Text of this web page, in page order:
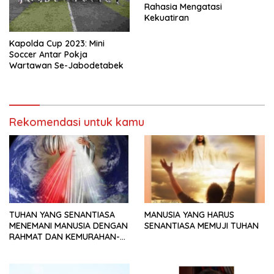
Kapolda Cup 2023: Mini
Soccer Antar Pokja
Wartawan Se-Jabodetabek
Rahasia Mengatasi
Kekuatiran
Rekomendasi untuk kamu
TUHAN YANG SENANTIASA
MENEMANI MANUSIA DENGAN
RAHMAT DAN KEMURAHAN-
MANUSIA YANG HARUS
SENANTIASA MEMUJI TUHAN